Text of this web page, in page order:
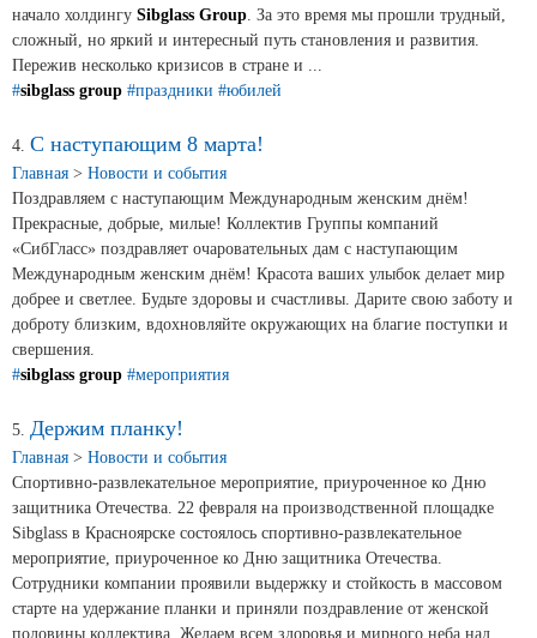
ГОСТы, ТУ и другая техническая документация
Проекты
Контакты
+7 (391) 278-77-77
info@sibglass.ru
Личный кабинет
Продажа Б/У оборудования
начало холдингу Sibglass Group. За это время мы прошли трудный,
сложный, но яркий и интересный путь становления и развития.
Пережив несколько кризисов в стране и ...
#sibglass group #праздники #юбилей
4. С наступающим 8 марта!
Главная > Новости и события
Поздравляем с наступающим Международным женским днём!
Прекрасные, добрые, милые! Коллектив Группы компаний
«СибГласс» поздравляет очаровательных дам с наступающим
Международным женским днём! Красота ваших улыбок делает мир
добрее и светлее. Будьте здоровы и счастливы. Дарите свою заботу и
доброту близким, вдохновляйте окружающих на благие поступки и
свершения.
#sibglass group #мероприятия
5. Держим планку!
Главная > Новости и события
Спортивно-развлекательное мероприятие, приуроченное ко Дню
защитника Отечества. 22 февраля на производственной площадке
Sibglass в Красноярске состоялось спортивно-развлекательное
мероприятие, приуроченное ко Дню защитника Отечества.
Сотрудники компании проявили выдержку и стойкость в массовом
старте на удержание планки и приняли поздравление от женской
половины коллектива. Желаем всем здоровья и мирного неба над